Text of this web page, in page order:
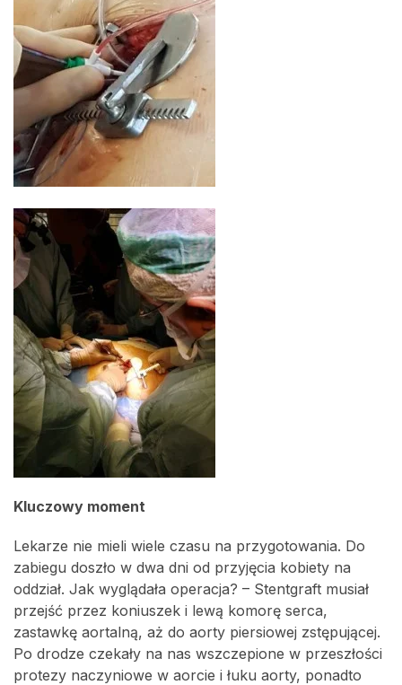
Kluczowy moment
Lekarze nie mieli wiele czasu na przygotowania. Do
zabiegu doszło w dwa dni od przyjęcia kobiety na
oddział. Jak wyglądała operacja? – Stentgraft musiał
przejść przez koniuszek i lewą komorę serca,
zastawkę aortalną, aż do aorty piersiowej zstępującej.
Po drodze czekały na nas wszczepione w przeszłości
protezy naczyniowe w aorcie i łuku aorty, ponadto